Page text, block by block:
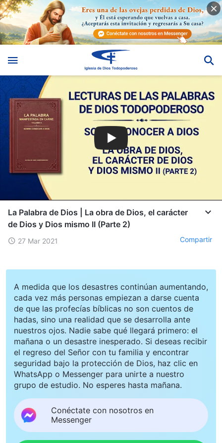
La Palabra de Dios | La obra de Dios, el carácter
de Dios y Dios mismo II (Parte 2)
27 Mar 2021 Compartir
A medida que los desastres continúan aumentando,
cada vez más personas empiezan a darse cuenta
de que las profecías bíblicas no son cuentos de
hadas, sino una realidad que se desarrolla ante
nuestros ojos. Nadie sabe qué llegará primero: el
mañana o un desastre inesperado. Si deseas recibir
el regreso del Señor con tu familia y encontrar
seguridad bajo la protección de Dios, haz clic en
WhatsApp o Messenger para unirte a nuestro
grupo de estudio. No esperes hasta mañana.
Conéctate con nosotros en
Messenger